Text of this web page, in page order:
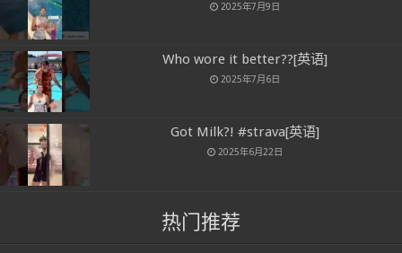
2025年7月9日
Who wore it better??[英语]
2025年7月6日
Got Milk?! #strava[英语]
2025年6月22日
热门推荐